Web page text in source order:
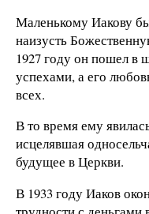
Маленькому Иакову
наизусть
1927 году он пошел в
успехами, а его
всех.
В то время ему
исцелявшая
будущее в Церкви.
В 1933 году Иаков